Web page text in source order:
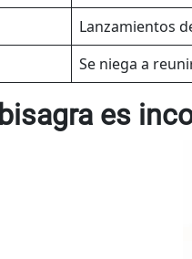
Lanzamientos
Se niega a
es